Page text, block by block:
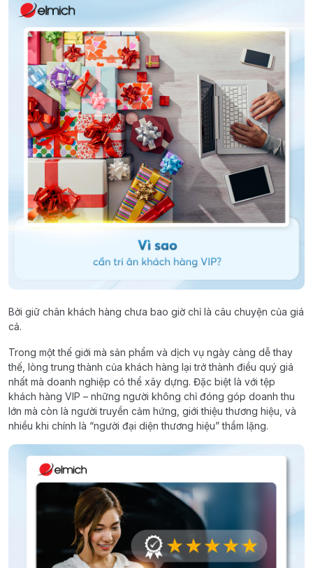
Bởi giữ chân khách hàng chưa bao giờ chỉ là câu chuyện của giá
cả.
Trong một thế giới mà sản phẩm và dịch vụ ngày càng dễ thay
thế, lòng trung thành của khách hàng lại trở thành điều quý giá
nhất mà doanh nghiệp có thể xây dựng. Đặc biệt là với tệp
khách hàng VIP – những người không chỉ đóng góp doanh thu
lớn mà còn là người truyền cảm hứng, giới thiệu thương hiệu, và
nhiều khi chính là “người đại diện thương hiệu” thầm lặng.